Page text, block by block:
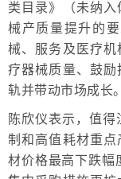
类目录》（未纳
械产质量提升的
械、服务及医疗
疗器械质量、鼓
轨并带动市场成长。
陈欣仪表示，值
制和高值耗材重
材价格最高下跌幅